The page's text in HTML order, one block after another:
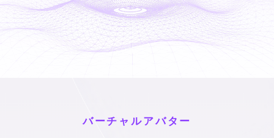
バーチャルアバター